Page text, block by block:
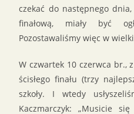
czekać do następnego
finałową, miały być
Pozostawaliśmy więc w
W czwartek 10 czerwca br.,
ścisłego finału (trzy
szkoły. I wtedy
Kaczmarczyk: „Musicie